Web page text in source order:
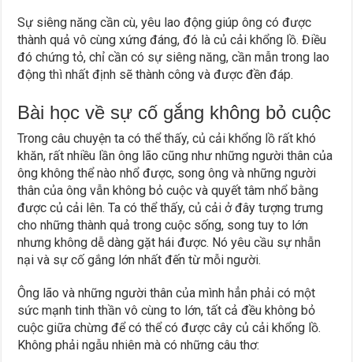
Sự siêng năng cần cù, yêu lao động giúp ông có được
thành quả vô cùng xứng đáng, đó là củ cải khổng lồ. Điều
đó chứng tỏ, chỉ cần có sự siêng năng, cần mẫn trong lao
động thì nhất định sẽ thành công và được đền đáp.
Bài học về sự cố gắng không bỏ cuộc
Trong câu chuyện ta có thể thấy, củ cải khổng lồ rất khó
khăn, rất nhiều lần ông lão cũng như những người thân của
ông không thể nào nhổ được, song ông và những người
thân của ông vẫn không bỏ cuộc và quyết tâm nhổ bằng
được củ cải lên. Ta có thể thấy, củ cải ở đây tượng trưng
cho những thành quả trong cuộc sống, song tuy to lớn
nhưng không dễ dàng gặt hái được. Nó yêu cầu sự nhẫn
nại và sự cố gắng lớn nhất đến từ mỗi người.
Ông lão và những người thân của mình hẳn phải có một
sức mạnh tinh thần vô cùng to lớn, tất cả đều không bỏ
cuộc giữa chừng để có thể có được cây củ cải khổng lồ.
Không phải ngẫu nhiên mà có những câu thơ: